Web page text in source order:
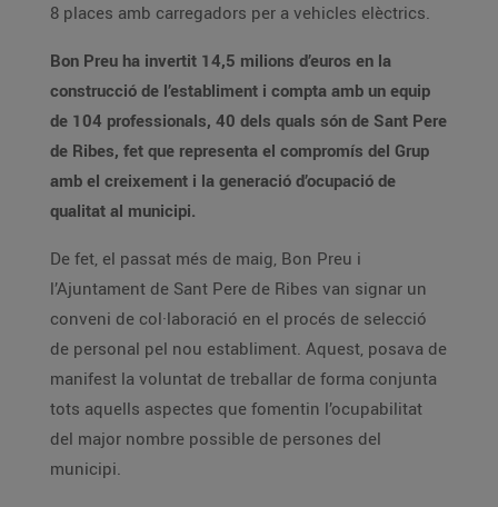
8 places amb carregadors per a vehicles elèctrics.
Bon Preu ha invertit 14,5 milions d’euros en la
construcció de l’establiment i compta amb un equip
de 104 professionals, 40 dels quals són de Sant Pere
de Ribes, fet que representa el compromís del Grup
amb el creixement i la generació d’ocupació de
qualitat al municipi.
De fet, el passat més de maig, Bon Preu i
l’Ajuntament de Sant Pere de Ribes van signar un
conveni de col·laboració en el procés de selecció
de personal pel nou establiment. Aquest, posava de
manifest la voluntat de treballar de forma conjunta
tots aquells aspectes que fomentin l’ocupabilitat
del major nombre possible de persones del
municipi.